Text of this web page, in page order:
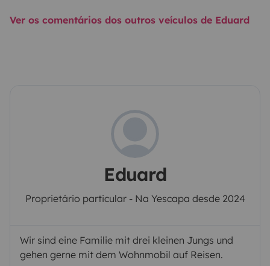
Ver os comentários dos outros veículos de Eduard
Eduard
Proprietário particular - Na Yescapa desde 2024
Wir sind eine Familie mit drei kleinen Jungs und
gehen gerne mit dem Wohnmobil auf Reisen.